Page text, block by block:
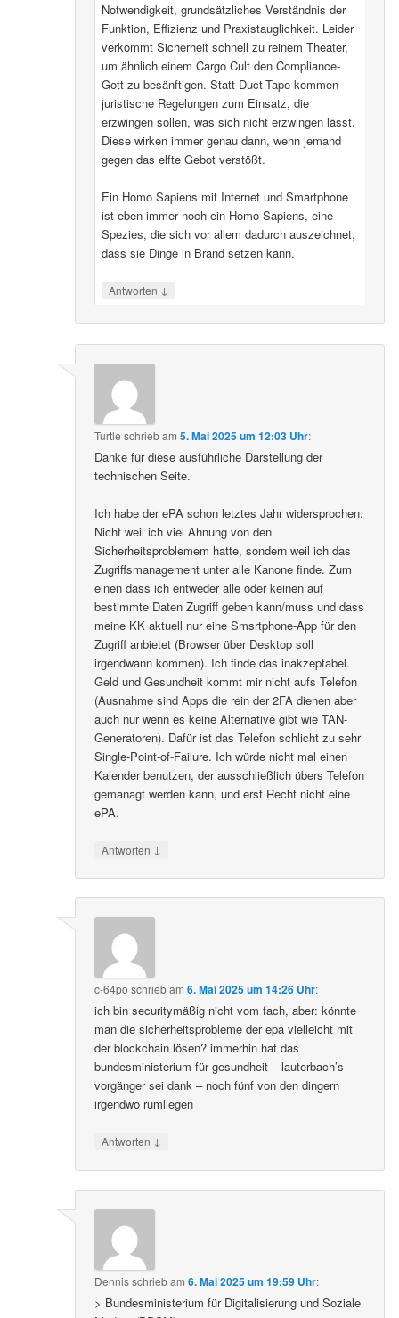
Notwendigkeit, grundsätzliches Verständnis der
Funktion, Effizienz und Praxistauglichkeit. Leider
verkommt Sicherheit schnell zu reinem Theater,
um ähnlich einem Cargo Cult den Compliance-
Gott zu besänftigen. Statt Duct-Tape kommen
juristische Regelungen zum Einsatz, die
erzwingen sollen, was sich nicht erzwingen lässt.
Diese wirken immer genau dann, wenn jemand
gegen das elfte Gebot verstößt.
Ein Homo Sapiens mit Internet und Smartphone
ist eben immer noch ein Homo Sapiens, eine
Spezies, die sich vor allem dadurch auszeichnet,
dass sie Dinge in Brand setzen kann.
Antworten ↓
Turtle schriebam5. Mai 2025 um 12:03 Uhr:
Danke für diese ausführliche Darstellung der
technischen Seite.
Ich habe der ePA schon letztes Jahr widersprochen.
Nicht weil ich viel Ahnung von den
Sicherheitsproblemem hatte, sondern weil ich das
Zugriffsmanagement unter alle Kanone finde. Zum
einen dass ich entweder alle oder keinen auf
bestimmte Daten Zugriff geben kann/muss und dass
meine KK aktuell nur eine Smsrtphone-App für den
Zugriff anbietet (Browser über Desktop soll
irgendwann kommen). Ich finde das inakzeptabel.
Geld und Gesundheit kommt mir nicht aufs Telefon
(Ausnahme sind Apps die rein der 2FA dienen aber
auch nur wenn es keine Alternative gibt wie TAN-
Generatoren). Dafür ist das Telefon schlicht zu sehr
Single-Point-of-Failure. Ich würde nicht mal einen
Kalender benutzen, der ausschließlich übers Telefon
gemanagt werden kann, und erst Recht nicht eine
ePA.
Antworten ↓
c-64po schriebam6. Mai 2025 um 14:26 Uhr:
ich bin securitymäßig nicht vom fach, aber: könnte
man die sicherheitsprobleme der epa vielleicht mit
der blockchain lösen? immerhin hat das
bundesministerium für gesundheit – lauterbach’s
vorgänger sei dank – noch fünf von den dingern
irgendwo rumliegen
Antworten ↓
Dennisschriebam6. Mai 2025 um 19:59 Uhr:
> Bundesministerium für Digitalisierung und Soziale